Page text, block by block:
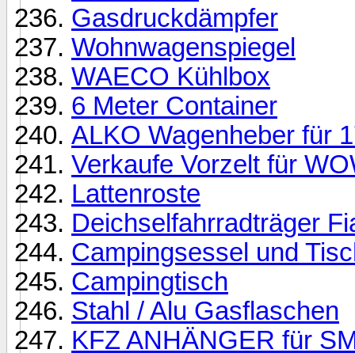
Gasdruckdämpfer
Wohnwagenspiegel
WAECO Kühlbox
6 Meter Container
ALKO Wagenheber für
Verkaufe Vorzelt für
Lattenroste
Deichselfahrradträger
Campingsessel und
Campingtisch
Stahl / Alu Gasflaschen
KFZ ANHÄNGER für